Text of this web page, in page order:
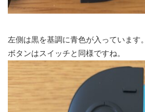
左側は黒を基調に青色が入っています。
ボタンはスイッチと同様ですね。